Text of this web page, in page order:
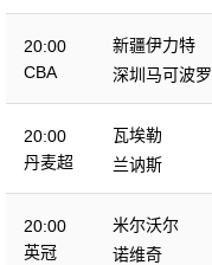
20:00
CBA
新疆伊力特
深圳马可波罗
20:00
丹麦超
瓦埃勒
兰讷斯
20:00
英冠
米尔沃尔
诺维奇